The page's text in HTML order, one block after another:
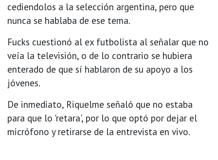
cediendolos a la selección argentina, pero que
nunca se hablaba de ese tema.
Fucks cuestionó al ex futbolista al señalar que no
veía la televisión, o de lo contrario se hubiera
enterado de que sí hablaron de su apoyo a los
jóvenes.
De inmediato, Riquelme señaló que no estaba
para que lo 'retara', por lo que optó por dejar el
micrófono y retirarse de la entrevista en vivo.